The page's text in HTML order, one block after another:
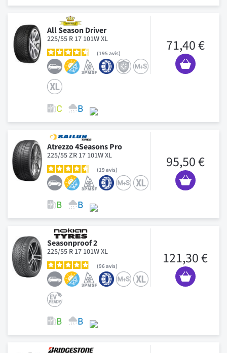
All Season Driver
225/55 R 17 101W XL
195 avis 71,40 €
Atrezzo 4Seasons Pro
225/55 ZR 17 101W XL
19 avis 95,50 €
Seasonproof 2
225/55 R 17 101W XL
96avis 121,30 €